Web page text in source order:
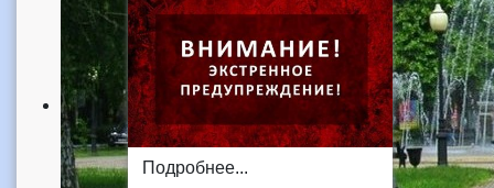
Подробнее...